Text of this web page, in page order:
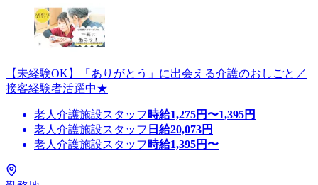
【未経験OK】「ありがとう」に出会える介護のおしごと／
接客経験者活躍中★
老人介護施設スタッフ 時給1,275円〜1,395円
老人介護施設スタッフ 日給20,073円
老人介護施設スタッフ 時給1,395円〜